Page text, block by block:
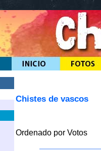
Chistes de vascos
Ordenado por Votos